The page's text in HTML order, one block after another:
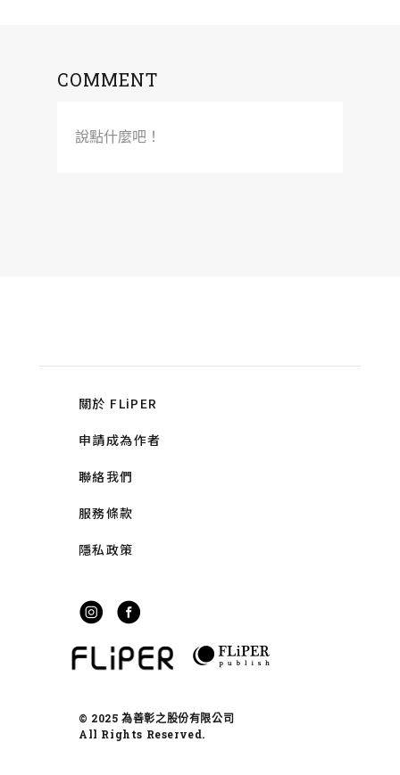
COMMENT
說點什麼吧！
關於 FLiPER
申請成為作者
聯絡我們
服務條款
隱私政策
© 2025 為善彰之股份有限公司
All Rights Reserved.